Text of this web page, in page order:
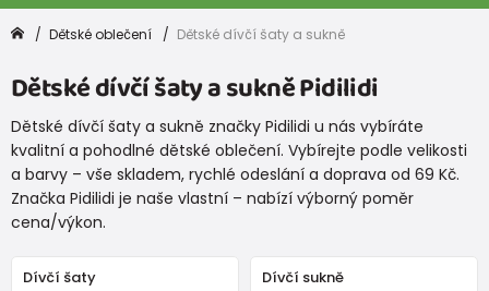
Dětské oblečení Dětské dívčí šaty a sukně
Dětské dívčí šaty a sukně Pidilidi
Dětské dívčí šaty a sukně značky Pidilidi u nás vybíráte
kvalitní a pohodlné dětské oblečení. Vybírejte podle velikosti
a barvy – vše skladem, rychlé odeslání a doprava od 69 Kč.
Značka Pidilidi je naše vlastní – nabízí výborný poměr
cena/výkon.
Dívčí šaty Dívčí sukně